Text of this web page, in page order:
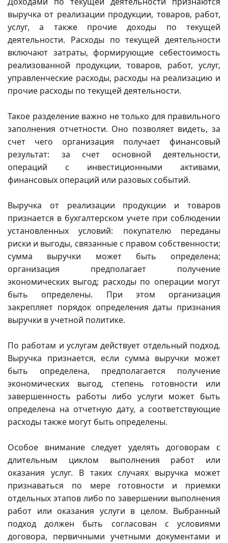
выручка от реализации продукции, товаров, работ,
услуг, а также прочие доходы по текущей
деятельности. Расходы по текущей деятельности
включают затраты, формирующие себестоимость
реализованной продукции, товаров, работ, услуг,
управленческие расходы, расходы на реализацию и
прочие расходы по текущей деятельности.
Такое разделение важно не только для правильного
заполнения отчетности. Оно позволяет видеть, за
счет чего организация получает финансовый
результат: за счет основной деятельности,
операций с инвестиционными активами,
финансовых операций или разовых событий.
Выручка от реализации продукции и товаров
признается в бухгалтерском учете при соблюдении
установленных условий: покупателю переданы
риски и выгоды, связанные с правом собственности;
сумма выручки может быть определена;
организация предполагает получение
экономических выгод; расходы по операции могут
быть определены. При этом организация
закрепляет порядок определения даты признания
выручки в учетной политике.
По работам и услугам действует отдельный подход.
Выручка признается, если сумма выручки может
быть определена, предполагается получение
экономических выгод, степень готовности или
завершенность работы либо услуги может быть
определена на отчетную дату, а соответствующие
расходы также могут быть определены.
Особое внимание следует уделять договорам с
длительным циклом выполнения работ или
оказания услуг. В таких случаях выручка может
признаваться по мере готовности и приемки
отдельных этапов либо по завершении выполнения
работ или оказания услуги в целом. Выбранный
подход должен быть согласован с условиями
договора, первичными учетными документами и